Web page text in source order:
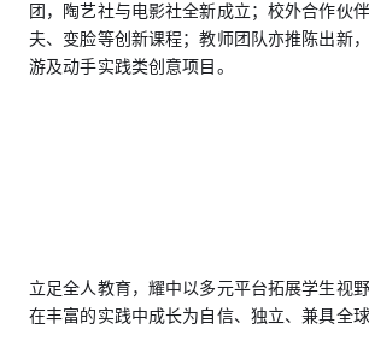
团，陶艺社与电影社全新成立；校外合作伙
夫、变脸等创新课程；教师团队亦推陈出新
游及动手实践类创意项目。
立足全人教育，耀中以多元平台拓展学生视
在丰富的实践中成长为自信、独立、兼具全球